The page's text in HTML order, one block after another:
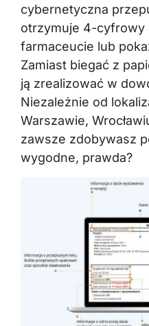
cybernetyczna
otrzymuje 4-cyfrowy
farmaceucie lub
Zamiast biegać z
ją zrealizować w
Niezależnie od
Warszawie,
zawsze zdobywasz
wygodne, prawda?